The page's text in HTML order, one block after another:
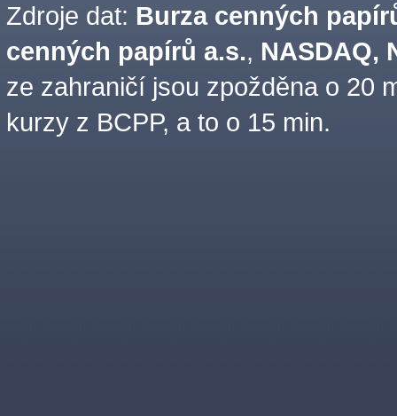
Zdroje dat: Burza cenných
cenných papírů a.s., NASDAQ,
ze zahraničí jsou zpožděna o 20
kurzy z BCPP, a to o 15 min.